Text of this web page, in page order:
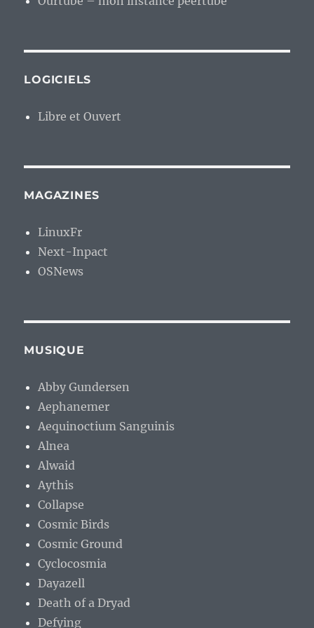
LOGICIELS
Libre et Ouvert
MAGAZINES
LinuxFr
Next-Inpact
OSNews
MUSIQUE
Abby Gundersen
Aephanemer
Aequinoctium Sanguinis
Alnea
Alwaid
Aythis
Collapse
Cosmic Birds
Cosmic Ground
Cyclocosmia
Dayazell
Death of a Dryad
Defying